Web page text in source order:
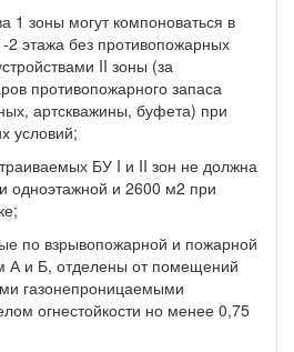
1 зоны могут компоноваться в
2 этажа без противопожарных
II зоны (за
противопожарного запаса
артскважины, буфета) при
условий;
БУ I и II зон не должна
одноэтажной и 2600 м2 при
по взрывопожарной и пожарной
А и Б, отделены от помещений
газонепроницаемыми
огнестойкости но менее 0,75